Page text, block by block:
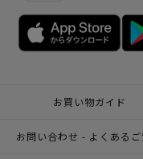
お買い物ガイド
お問い合わせ - よくあるご